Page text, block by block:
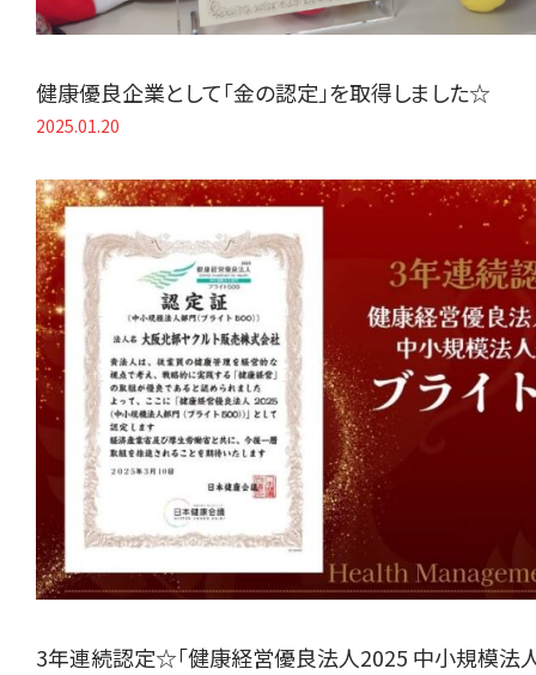
健康優良企業として「金の認定」を取得しました☆
2025.01.20
3年連続認定☆「健康経営優良法人2025 中小規模法